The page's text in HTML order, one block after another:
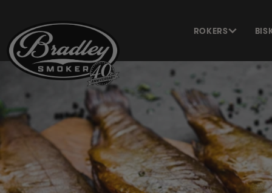
CONTENT
ROKERS